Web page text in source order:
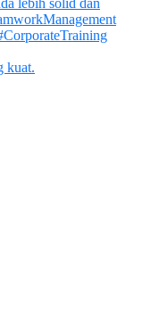
kuat.